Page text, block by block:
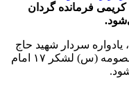
فرمانده گردان
سردار شهید حاج
احمد کریمی، فرمانده گردان حضرت معصومه (س) لشکر ۱۷ امام